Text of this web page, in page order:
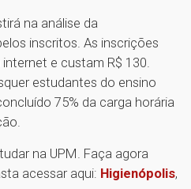
na análise da
inscritos. As inscrições
e custam R$ 130.
estudantes do ensino
75% da carga horária
na UPM. Faça agora
acessar aqui: Higienópolis,